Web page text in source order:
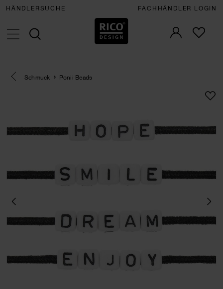
HÄNDLERSUCHE FACHHÄNDLER LOGIN
Eine Kategorie zurück navigieren
Schmuck Ponii Beads